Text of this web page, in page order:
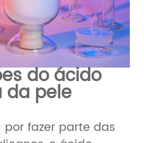
do ácido
da pele
fazer parte das